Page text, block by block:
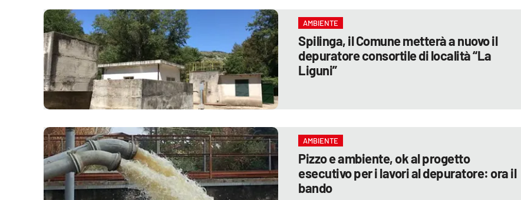
lacitymag.it
ilvibonese.it
catanzarochannel.it
lacapitalenews.it
AMBIENTE
Spilinga, il Comune metterà a nuovo il
depuratore consortile di località “La
Liguni”
AMBIENTE
Pizzo e ambiente, ok al progetto
esecutivo per i lavori al depuratore: ora il
bando